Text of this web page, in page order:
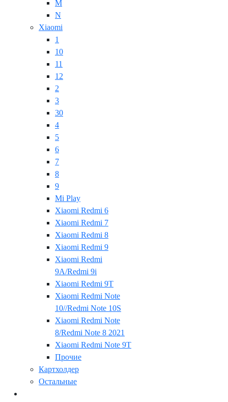
M
N
Xiaomi
1
10
11
12
2
3
30
4
5
6
7
8
9
Mi Play
Xiaomi Redmi 6
Xiaomi Redmi 7
Xiaomi Redmi 8
Xiaomi Redmi 9
Xiaomi Redmi
9A/Redmi 9i
Xiaomi Redmi 9T
Xiaomi Redmi Note
10//Redmi Note 10S
Xiaomi Redmi Note
8/Redmi Note 8 2021
Xiaomi Redmi Note 9T
Прочие
Картхолдер
Остальные